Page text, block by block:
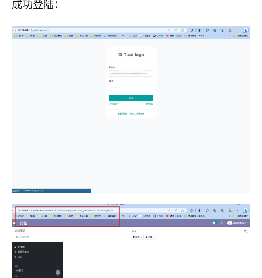
成功登陆：